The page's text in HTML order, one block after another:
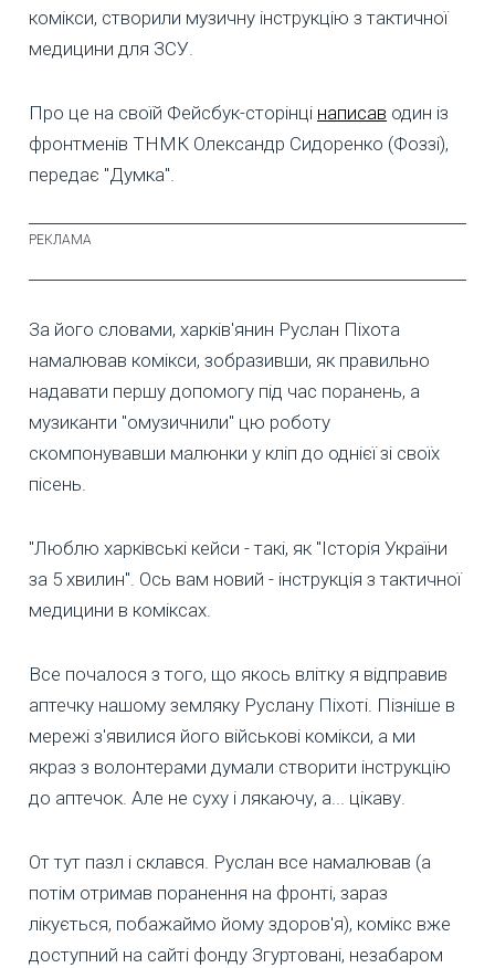
комікси, створили музичну інструкцію з тактичної
медицини для ЗСУ.
Про це на своїй Фейсбук-сторінці написав один із
фронтменів ТНМК Олександр Сидоренко (Фоззі),
передає "Думка".
За його словами, харків'янин Руслан Піхота
намалював комікси, зобразивши, як правильно
надавати першу допомогу під час поранень, а
музиканти "омузичнили" цю роботу
скомпонувавши малюнки у кліп до однієї зі своїх
пісень.
"Люблю харківські кейси - такі, як "Історія України
за 5 хвилин". Ось вам новий - інструкція з тактичної
медицини в коміксах.
Все почалося з того, що якось влітку я відправив
аптечку нашому земляку Руслану Піхоті. Пізніше в
мережі з'явилися його військові комікси, а ми
якраз з волонтерами думали створити інструкцію
до аптечок. Але не суху і лякаючу, а... цікаву.
От тут пазл і склався. Руслан все намалював (а
потім отримав поранення на фронті, зараз
лікується, побажаймо йому здоров'я), комікс вже
доступний на сайті фонду Згуртовані, незабаром